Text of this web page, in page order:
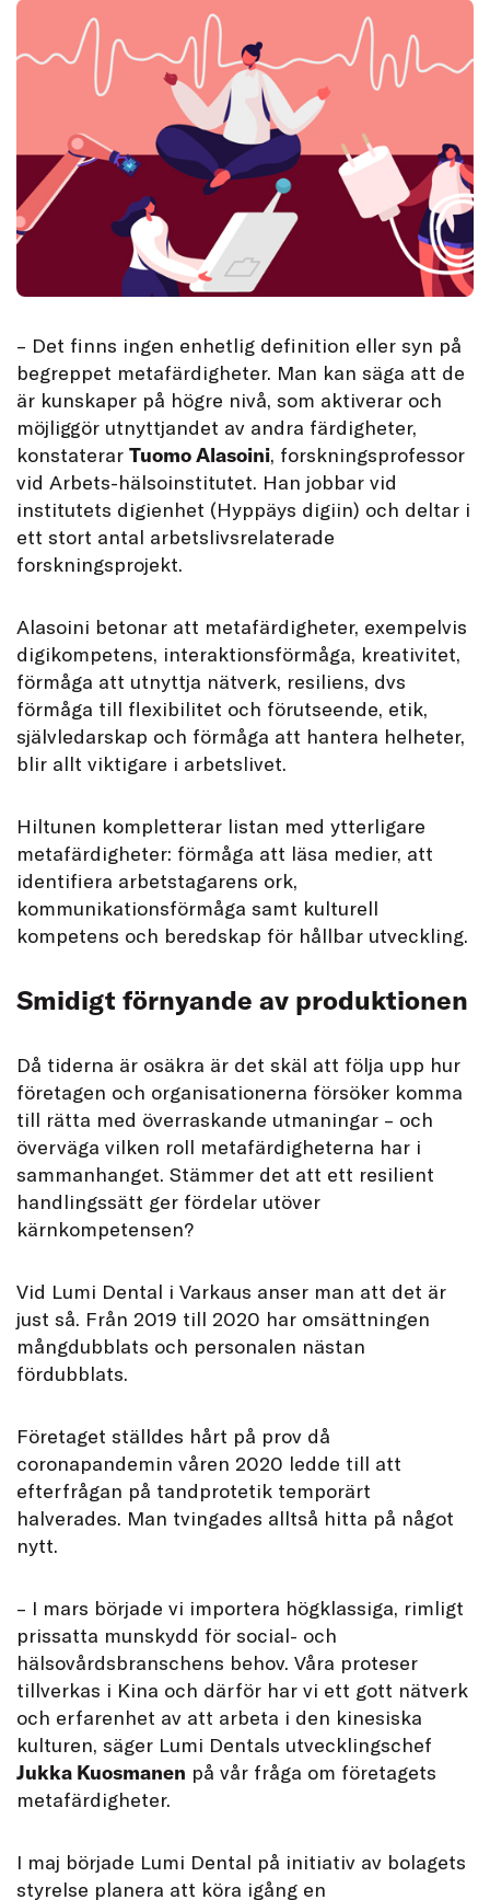
– Det finns ingen enhetlig definition eller syn på
begreppet metafärdigheter. Man kan säga att de
är kunskaper på högre nivå, som aktiverar och
möjliggör utnyttjandet av andra färdigheter,
konstaterar Tuomo Alasoini, forskningsprofessor
vid Arbets-hälsoinstitutet. Han jobbar vid
institutets digienhet (Hyppäys digiin) och deltar i
ett stort antal arbetslivsrelaterade
forskningsprojekt.
Alasoini betonar att metafärdigheter, exempelvis
digikompetens, interaktionsförmåga, kreativitet,
förmåga att utnyttja nätverk, resiliens, dvs
förmåga till flexibilitet och förutseende, etik,
självledarskap och förmåga att hantera helheter,
blir allt viktigare i arbetslivet.
Hiltunen kompletterar listan med ytterligare
metafärdigheter: förmåga att läsa medier, att
identifiera arbetstagarens ork,
kommunikationsförmåga samt kulturell
kompetens och beredskap för hållbar utveckling.
Smidigt förnyande av produktionen
Då tiderna är osäkra är det skäl att följa upp hur
företagen och organisationerna försöker komma
till rätta med överraskande utmaningar – och
överväga vilken roll metafärdigheterna har i
sammanhanget. Stämmer det att ett resilient
handlingssätt ger fördelar utöver
kärnkompetensen?
Vid Lumi Dental i Varkaus anser man att det är
just så. Från 2019 till 2020 har omsättningen
mångdubblats och personalen nästan
fördubblats.
Företaget ställdes hårt på prov då
coronapandemin våren 2020 ledde till att
efterfrågan på tandprotetik temporärt
halverades. Man tvingades alltså hitta på något
nytt.
– I mars började vi importera högklassiga, rimligt
prissatta munskydd för social- och
hälsovårdsbranschens behov. Våra proteser
tillverkas i Kina och därför har vi ett gott nätverk
och erfarenhet av att arbeta i den kinesiska
kulturen, säger Lumi Dentals utvecklingschef
Jukka Kuosmanen på vår fråga om företagets
metafärdigheter.
I maj började Lumi Dental på initiativ av bolagets
styrelse planera att köra igång en